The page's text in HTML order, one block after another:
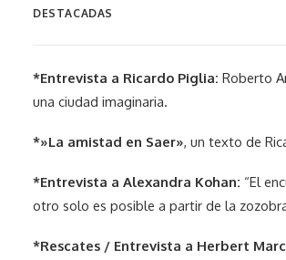
DESTACADAS
*Entrevista a Ricardo Piglia: Roberto
una ciudad imaginaria.
*»La amistad en Saer», un texto de
*Entrevista a Alexandra Kohan: “El
otro solo es posible a partir de la
*Rescates / Entrevista a Herbert